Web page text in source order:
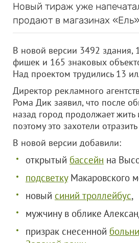
Новый тираж уже
продают в магазинах
В новой версии 3492 здания,
фишек и 165 знаковых
Над проектом трудились 13
Директор рекламного
Рома Дик заявил, что после
назад город продолжает жить
поэтому это захотели
В новой версии добавили:
открытый бассейн на
подсветкуМакаровского
новый синий троллейбус,
мужчину в облике
призрак снесенной